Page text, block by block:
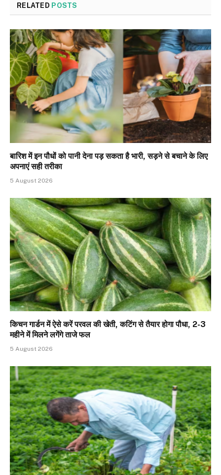
RELATED POSTS
बारिश में इन पौधों को पानी देना पड़ सकता है भारी, सड़ने से बचाने के लिए
अपनाएं सही तरीका
5 August 2026
किचन गार्डन में ऐसे करें परवल की खेती, कटिंग से तैयार होगा पौधा, 2-3
महीने में मिलने लगेंगे ताजे फल
5 August 2026